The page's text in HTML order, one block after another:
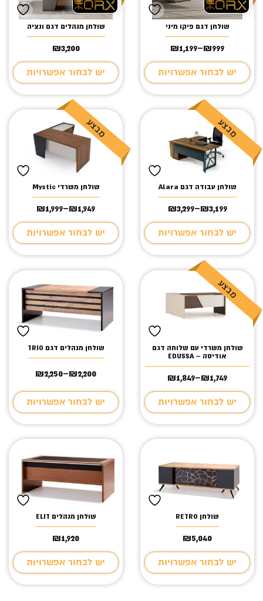
שולחן דגם פיקו מיני
₪999
–
₪1,199
טווח
מחירים:
⁦₪999⁩
עד
יש לבחור אפשרויות
שולחן מנהלים דגם ונציה
₪3,200
יש לבחור אפשרויות
שולחן עבודה דגם Alara
₪3,199
–
₪3,299
טווח
מחירים:
⁦₪3,199⁩
עד
יש לבחור אפשרויות
שולחן משרדי Mystic
₪1,949
–
₪1,999
טווח
מחירים:
עד
יש לבחור אפשרויות
שולחן משרדי עם שלוחה דגם
אודיסה – EDUSSA
₪1,749
–
₪1,849
טווח
מחירים:
⁦₪1,749⁩
עד
יש לבחור אפשרויות
שולחן מנהלים דגם TRIO
₪2,200
–
₪2,250
טווח
עד
יש לבחור אפשרויות
שולחן RETRO
₪5,040
יש לבחור אפשרויות
שולחן מנהלים ELIT
₪1,920
יש לבחור אפשרויות